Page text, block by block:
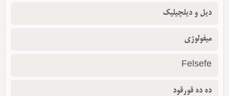
دیل و دیلچیلیک
میفولوژی
Felsefe
ده ده قورقود